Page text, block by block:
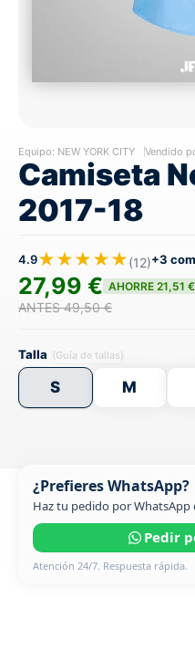
Equipo: NEW YORK CITY Vendido
Camiseta
2017-18
4.9★★★★★(12)+3
27,99 € AHORRE 21,51 €
ANTES 49,50 €
Talla (Guía de tallas)
S M
¿Prefieres WhatsApp?
Haz tu pedido por WhatsApp
Pedir
Atención 24/7. Respuesta rápida.